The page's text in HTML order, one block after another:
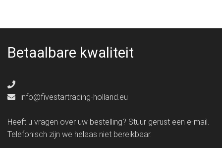
Betaalbare kwaliteit
info@fivestartrading-holland.eu
Heeft u vragen over uw bestelling? Stuur gerust een e-mail.
Telefonisch zijn we helaas niet bereikbaar.